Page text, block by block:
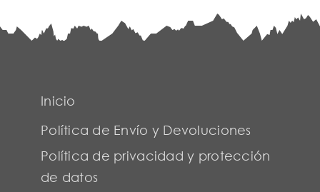
Inicio
Política de Envío y Devoluciones
Política de privacidad y protección
de datos